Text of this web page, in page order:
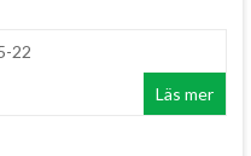
22
Läs mer